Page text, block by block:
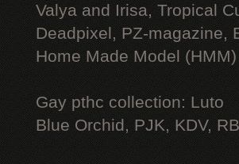
Valya and Irisa, Tropical
Deadpixel, PZ-magazine,
Home Made Model (HMM)
Gay рthс collection: Luto
Blue Orchid, PJK, KDV,